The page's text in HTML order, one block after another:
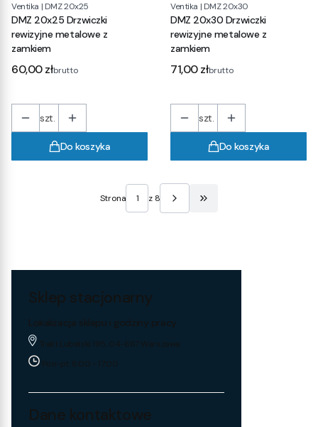
Ventika | DMZ 20x25
DMZ 20x25 Drzwiczki
rewizyjne metalowe z
zamkiem
Cena
60,00 złbrutto
szt.
Do koszyka
Ventika | DMZ 20x30
DMZ 20x30 Drzwiczki
rewizyjne metalowe z
zamkiem
Cena
71,00 złbrutto
szt.
Do koszyka
Strona z 8 Przejdź do ostatniej
Sklep stacjonarny
Lokalizacja sklepu i godziny pracy
Trakt Lubelski 195, 04-667 Warszawa
Pon-pt: 8:00 - 17:00
Dane kontaktowe